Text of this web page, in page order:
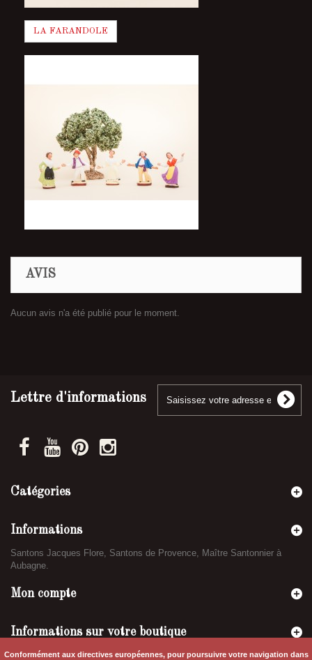
Conformément aux directives européennes, pour poursuivre votre navigation dans
LA FARANDOLE
AVIS
Aucun avis n'a été publié pour le moment.
Lettre d'informations
Catégories
Informations
Santons Jacques Flore, Santons de Provence, Maître Santonnier à
Aubagne.
Mon compte
Informations sur votre boutique